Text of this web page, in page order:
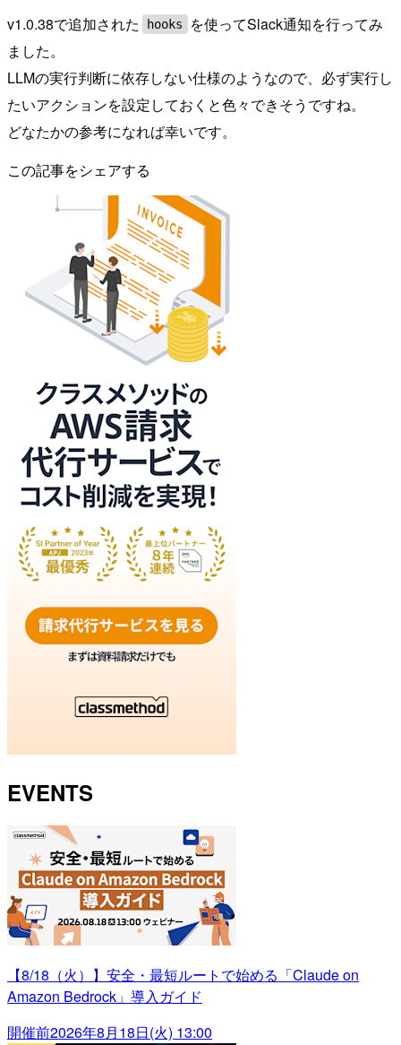
v1.0.38で追加された hooks
を使ってSlack通知を行ってみ
ました。
LLMの実行判断に依存しない仕様のようなので、必ず実行し
たいアクションを設定しておくと色々できそうですね。
どなたかの参考になれば幸いです。
この記事をシェアする
EVENTS
【8/18（火）】安全・最短ルートで始める「Claude on
Amazon Bedrock」導入ガイド
開催前2026年8月18日(火) 13:00